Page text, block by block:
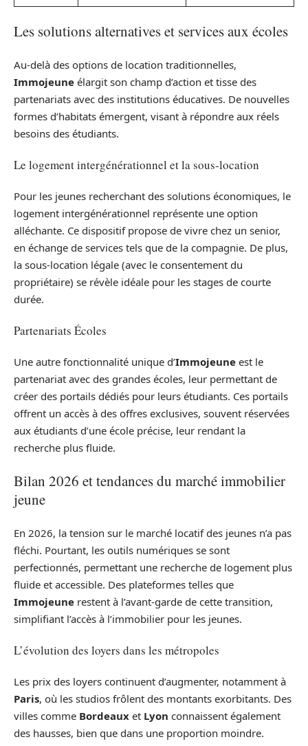
Les solutions alternatives et services aux écoles
Au-delà des options de location traditionnelles,
Immojeune élargit son champ d’action et tisse des
partenariats avec des institutions éducatives. De nouvelles
formes d’habitats émergent, visant à répondre aux réels
besoins des étudiants.
Le logement intergénérationnel et la sous-location
Pour les jeunes recherchant des solutions économiques, le
logement intergénérationnel représente une option
alléchante. Ce dispositif propose de vivre chez un senior,
en échange de services tels que de la compagnie. De plus,
la sous-location légale (avec le consentement du
propriétaire) se révèle idéale pour les stages de courte
durée.
Partenariats Écoles
Une autre fonctionnalité unique d’Immojeune est le
partenariat avec des grandes écoles, leur permettant de
créer des portails dédiés pour leurs étudiants. Ces portails
offrent un accès à des offres exclusives, souvent réservées
aux étudiants d’une école précise, leur rendant la
recherche plus fluide.
Bilan 2026 et tendances du marché immobilier
jeune
En 2026, la tension sur le marché locatif des jeunes n’a pas
fléchi. Pourtant, les outils numériques se sont
perfectionnés, permettant une recherche de logement plus
fluide et accessible. Des plateformes telles que
Immojeune restent à l’avant-garde de cette transition,
simplifiant l’accès à l’immobilier pour les jeunes.
L’évolution des loyers dans les métropoles
Les prix des loyers continuent d’augmenter, notamment à
Paris, où les studios frôlent des montants exorbitants. Des
villes comme Bordeaux et Lyon connaissent également
des hausses, bien que dans une proportion moindre.